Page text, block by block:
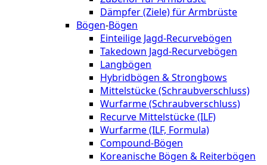
Dämpfer (Ziele) für Armbrüste
Bögen-Bögen
Einteilige Jagd-Recurvebögen
Takedown Jagd-Recurvebögen
Langbögen
Hybridbögen & Strongbows
Mittelstücke (Schraubverschluss)
Wurfarme (Schraubverschluss)
Recurve Mittelstücke (ILF)
Wurfarme (ILF, Formula)
Compound-Bögen
Koreanische Bögen & Reiterbögen